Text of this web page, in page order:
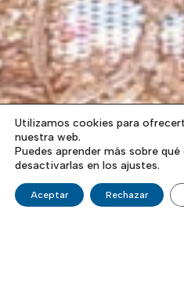
Utilizamos cookies para
nuestra web.
Puedes aprender más sobre
desactivarlas en los ajustes.
Aceptar Rechazar